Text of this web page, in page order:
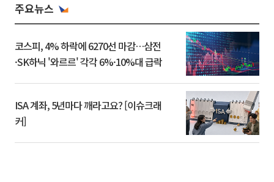
주요뉴스
코스피, 4% 하락에 6270선 마감…삼전
·SK하닉 '와르르' 각각 6%·10%대 급락
ISA 계좌, 5년마다 깨라고요? [이슈크래
커]